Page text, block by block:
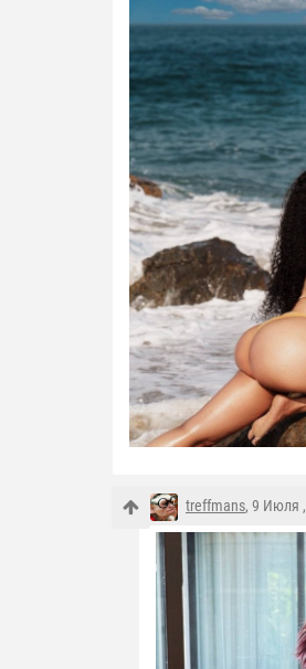
treffmans, 9 Июля ,